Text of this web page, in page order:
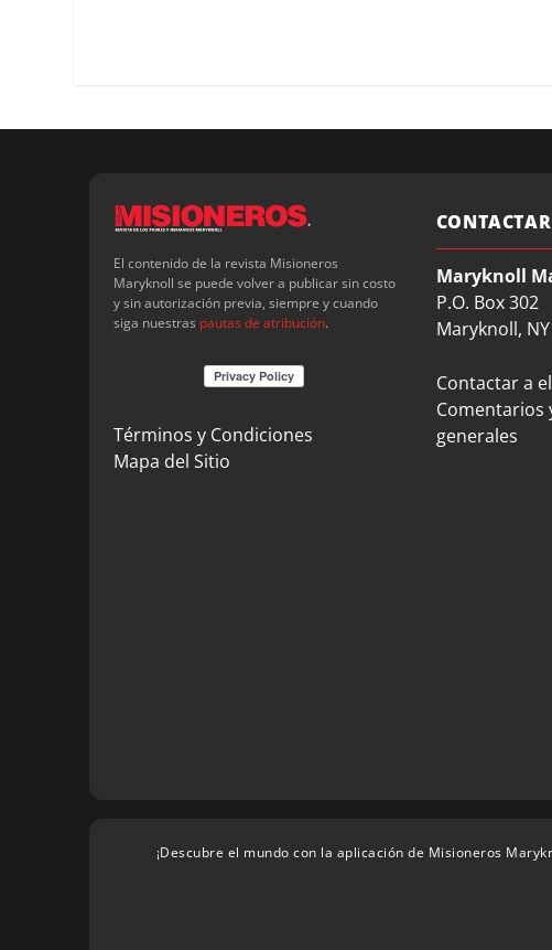
El contenido de la revista Misioneros
Maryknoll se puede volver a publicar sin costo
y sin autorización previa, siempre y cuando
siga nuestras pautas de atribución.
Términos y Condiciones
Mapa del Sitio
CONTACTAR
Maryknoll
P.O. Box 302
Maryknoll,
Contactar a
Comentarios
generales
¡Descubre el mundo con la aplicación de Misioneros